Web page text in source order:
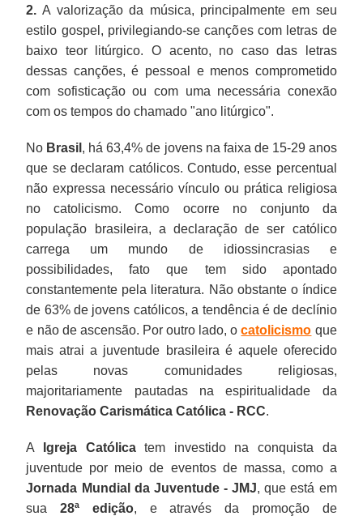
2. A valorização da música, principalmente em seu
estilo gospel, privilegiando-se canções com letras de
baixo teor litúrgico. O acento, no caso das letras
dessas canções, é pessoal e menos comprometido
com sofisticação ou com uma necessária conexão
com os tempos do chamado "ano litúrgico".
No Brasil , há 63,4% de jovens na faixa de 15-29 anos
que se declaram católicos. Contudo, esse percentual
não expressa necessário vínculo ou prática religiosa
no catolicismo. Como ocorre no conjunto da
população brasileira, a declaração de ser católico
carrega um mundo de idiossincrasias e
possibilidades, fato que tem sido apontado
constantemente pela literatura. Não obstante o índice
de 63% de jovens católicos, a tendência é de declínio
e não de ascensão. Por outro lado, ocatolicismo que
mais atrai a juventude brasileira é aquele oferecido
pelas novas comunidades religiosas,
majoritariamente pautadas na espiritualidade da
Renovação Carismática Católica - RCC.
A Igreja Católicatem investido na conquista da
juventude por meio de eventos de massa, como a
Jornada Mundial da Juventude - JMJ, que está em
sua28ª edição, e através da promoção de